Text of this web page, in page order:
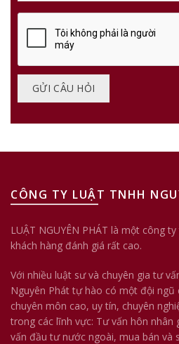
CÔNG TY LUẬT TNHH
LUẬT NGUYÊN PHÁT là một công
khách hàng đánh giá rất cao.
Với nhiều luật sư và chuyên gia tư
Nguyên Phát tự hào có một đội ngũ
chuyên môn cao, uy tín, chuyên
trong các lĩnh vực: Tư vấn hôn
vấn đầu tư nước ngoài, mua bán và